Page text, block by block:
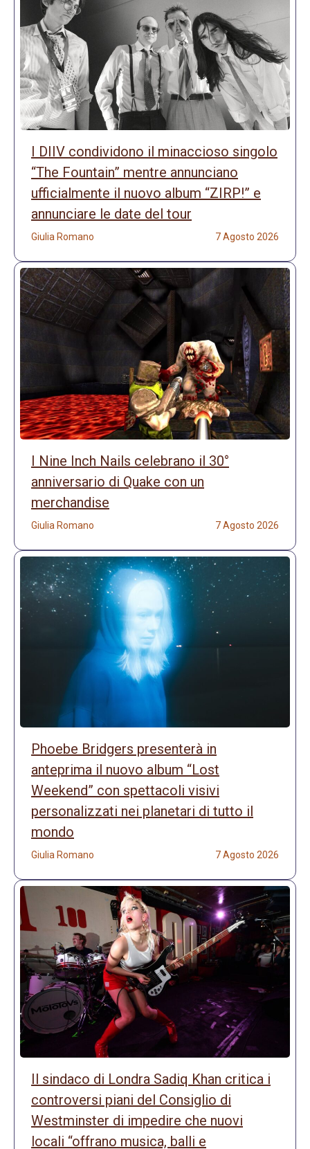
I DIIV condividono il minaccioso singolo
“The Fountain” mentre annunciano
ufficialmente il nuovo album “ZIRP!” e
annunciare le date del tour
Giulia Romano 7 Agosto 2026
I Nine Inch Nails celebrano il 30°
anniversario di Quake con un
merchandise
Giulia Romano 7 Agosto 2026
Phoebe Bridgers presenterà in
anteprima il nuovo album “Lost
Weekend” con spettacoli visivi
personalizzati nei planetari di tutto il
mondo
Giulia Romano 7 Agosto 2026
Il sindaco di Londra Sadiq Khan critica i
controversi piani del Consiglio di
Westminster di impedire che nuovi
locali “offrano musica, balli e